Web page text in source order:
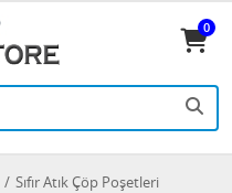
0
Sıfır Atık Çöp Poşetleri